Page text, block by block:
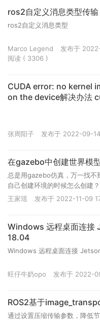
ros2自定义消息类型传输
ros2自定义消息类型
Marco Legend
发布于
阅读 ( 3306 )
CUDA error: no kernel
on the device解决办法
张周阳子 发布于 2022-09-
在gazebo中创建世界模
总是用gazebo仿真，万一找不
自己创建环境的时候怎么创建
王家瑶 发布于 2022-11-09
Windows 远程桌面连
18.04
Windows 远程桌面连接
旺仔牛奶opo 发布于 2022-
ROS2基于
通过设置压缩传输参数，降低